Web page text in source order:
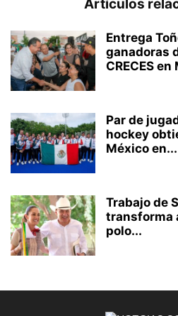
Artículos
Entrega
ganadoras
CRECES
Par de
hockey
México en...
Trabajo de
transforma
polo...